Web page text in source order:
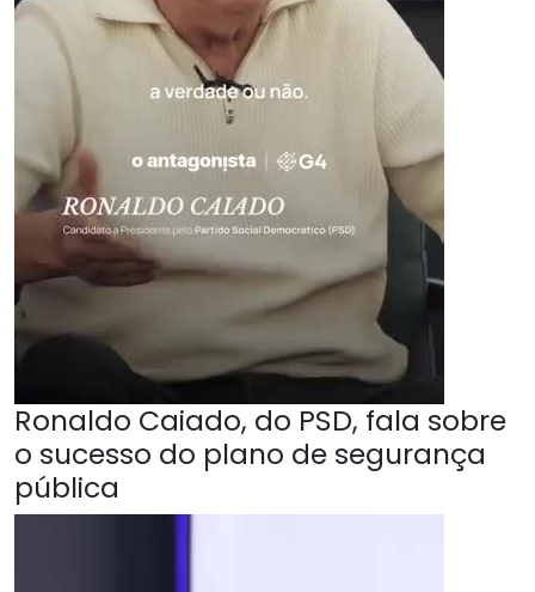
Ronaldo Caiado, do PSD, fala sobre
o sucesso do plano de segurança
pública